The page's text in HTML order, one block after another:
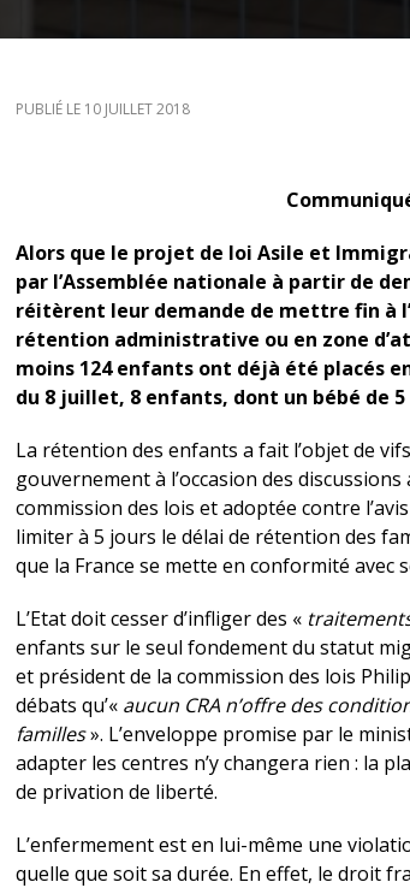
DROIT DES MINEURS
PUBLIÉ LE 10 JUILLET 2018
Alors que le projet de loi Asile et
par l’Assemblée nationale à partir de
réitèrent leur demande de mettre fin à
rétention administrative ou en zone
moins 124 enfants ont déjà été placés
du 8 juillet, 8 enfants, dont un bébé de
La rétention des enfants a fait l’objet de
gouvernement à l’occasion des
commission des lois et adoptée contre
limiter à 5 jours le délai de rétention des
que la France se mette en conformité avec
L’Etat doit cesser d’infliger des «
enfants sur le seul fondement du statut
et président de la commission des lois
débats qu’« aucun CRA n’offre des
familles». L’enveloppe promise par le
adapter les centres n’y changera rien : la
de privation de liberté.
L’enfermement est en lui-même une
quelle que soit sa durée. En effet, le droit